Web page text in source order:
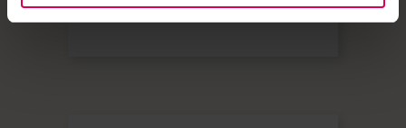
CHF23.00